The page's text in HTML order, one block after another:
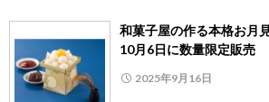
和菓子屋の作る本格お
10月6日に数量限定販売
2025年9月16日